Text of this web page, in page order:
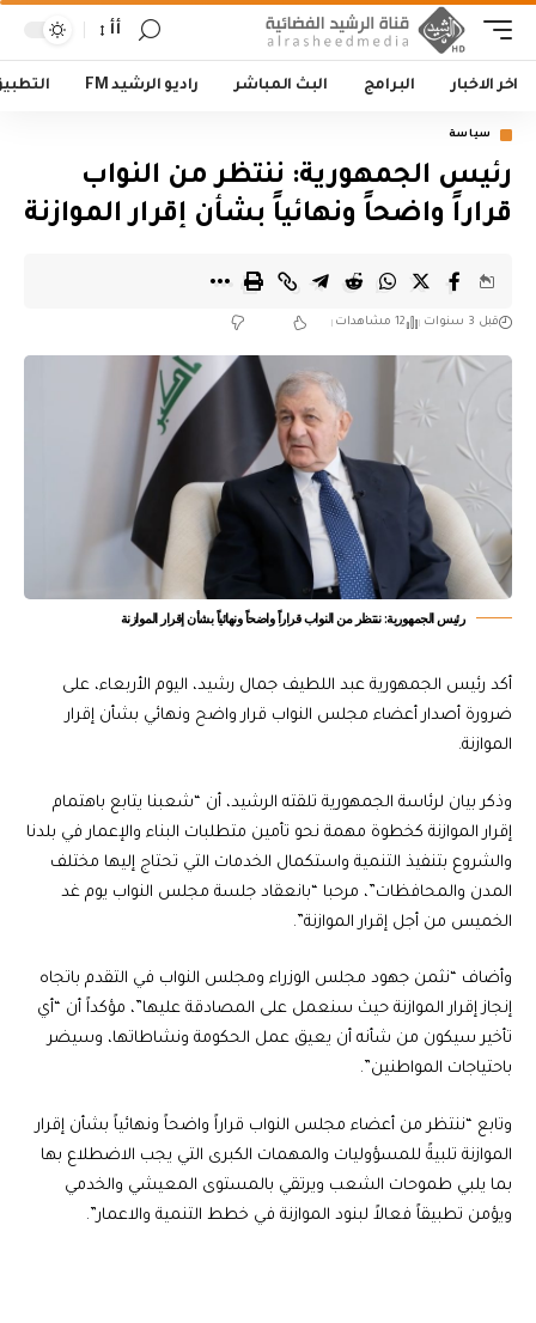
أأ
اخر الاخبار البرامج البث المباشر راديو الرشيد FM
سياسة
رئيس الجمهورية: ننتظر من النواب
قراراً واضحاً ونهائياً بشأن إقرار الموازنة
قبل 3 سنوات 12 مشاهدات
رئيس الجمهورية: ننتظر من النواب قراراً واضحاً ونهائياً بشأن إقرار الموازنة
أكد رئيس الجمهورية عبد اللطيف جمال رشيد، اليوم الأربعاء، على
ضرورة أصدار أعضاء مجلس النواب قرار واضح ونهائي بشأن إقرار
الموازنة.
وذكر بيان لرئاسة الجمهورية تلقته الرشيد، أن “شعبنا يتابع باهتمام
إقرار الموازنة كخطوة مهمة نحو تأمين متطلبات البناء والإعمار في بلدنا
والشروع بتنفيذ التنمية واستكمال الخدمات التي تحتاج إليها مختلف
المدن والمحافظات”، مرحبا “بانعقاد جلسة مجلس النواب يوم غد
الخميس من أجل إقرار الموازنة”.
وأضاف “نثمن جهود مجلس الوزراء ومجلس النواب في التقدم باتجاه
إنجاز إقرار الموازنة حيث سنعمل على المصادقة عليها”، مؤكداً أن “أي
تأخير سيكون من شأنه أن يعيق عمل الحكومة ونشاطاتها، وسيضر
باحتياجات المواطنين”.
وتابع “ننتظر من أعضاء مجلس النواب قراراً واضحاً ونهائياً بشأن إقرار
الموازنة تلبيةً للمسؤوليات والمهمات الكبرى التي يجب الاضطلاع بها
بما يلبي طموحات الشعب ويرتقي بالمستوى المعيشي والخدمي
ويؤمن تطبيقاً فعالاً لبنود الموازنة في خطط التنمية والاعمار”.